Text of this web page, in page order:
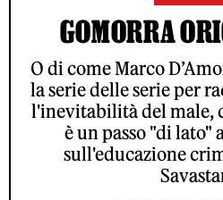
GOMORRA
O di come Marco
la serie delle serie per
l'inevitabilità del male,
è un passo "di lato"
sull'educazione